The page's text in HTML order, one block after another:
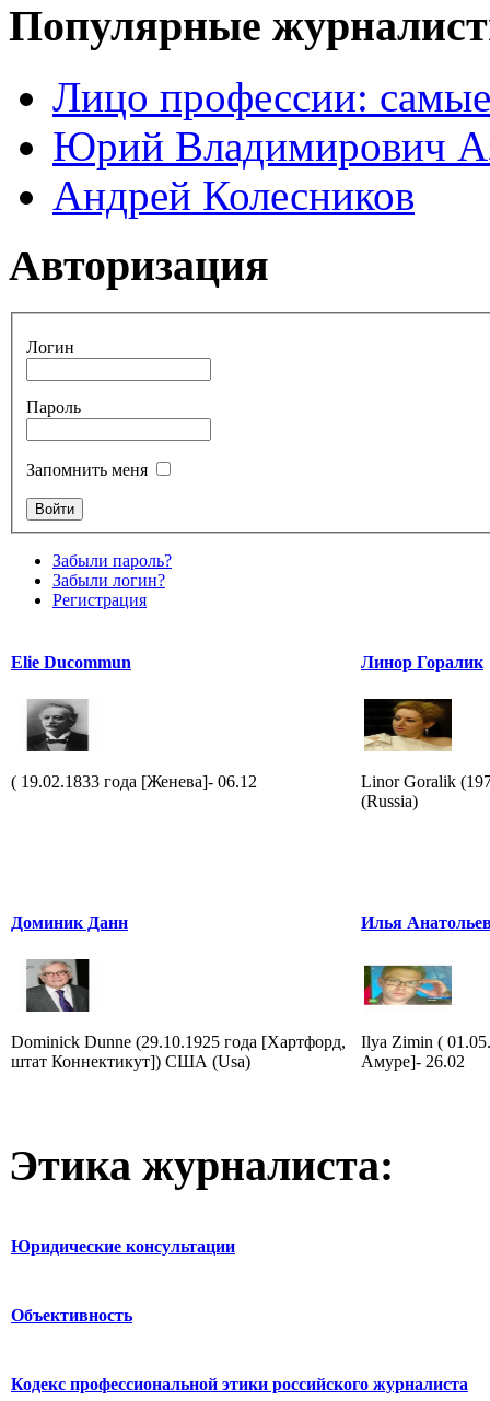
Популярные
Лицо профессии:
Юрий Владимирович
Андрей Колесников
Авторизация
Логин
Пароль
Запомнить меня
Забыли пароль?
Забыли логин?
Регистрация
Elie Ducommun
( 19.02.1833 года [Женева]- 06.12
Линор Горалик
Linor Goralik
(Russia)
Доминик Данн
Dominick Dunne (29.10.1925 года [Хартфорд,
штат Коннектикут]) США (Usa)
Илья
Ilya Zimin (
Амуре]- 26.02
Этика журналиста:
Юридические консультации
Объективность
Кодекс профессиональной этики российского журналиста